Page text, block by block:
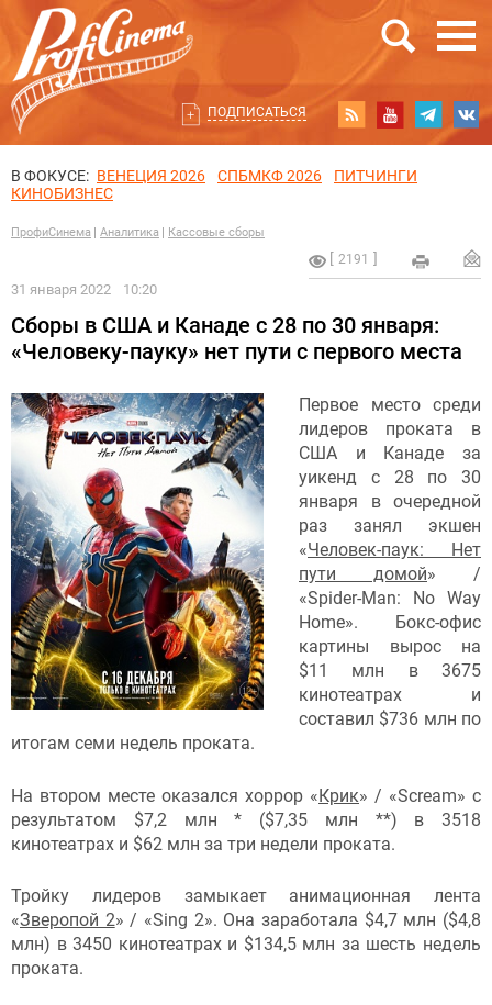
ПОДПИСАТЬСЯ
В ФОКУСЕ: ВЕНЕЦИЯ 2026 СПБМКФ 2026
ПИТЧИНГИ
КИНОБИЗНЕС
ПрофиСинема Аналитика Кассовые сборы
2191
31 января 2022 10:20
Сборы в США и Канаде с 28 по 30 января:
«Человеку-пауку» нет пути с первого места
Первое место среди
лидеров проката в
США и Канаде за
уикенд с 28 по 30
января в очередной
раз занял экшен
«Человек-паук: Нет
пути домой» /
«Spider-Man: No Way
Home». Бокс-офис
картины вырос на
$11 млн в 3675
кинотеатрах и
составил $736 млн по
итогам семи недель проката.
На втором месте оказался хоррор «Крик» / «Scream» с
результатом $7,2 млн * ($7,35 млн **) в 3518
кинотеатрах и $62 млн за три недели проката.
Тройку лидеров замыкает анимационная лента
«Зверопой 2» / «Sing 2». Она заработала $4,7 млн ($4,8
млн) в 3450 кинотеатрах и $134,5 млн за шесть недель
проката.